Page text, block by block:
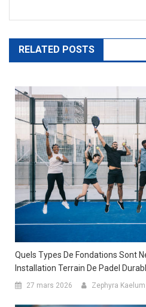
RELATED POSTS
Quels Types De Fondations Sont
Installation Terrain De Padel
27 mars 2026 Zephyra Kaelum